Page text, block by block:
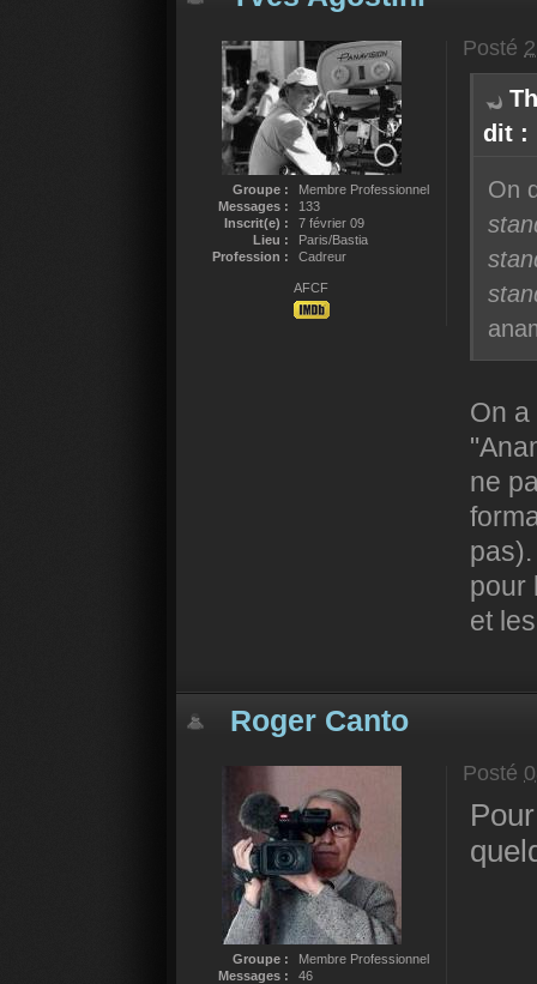
Groupe :
Membre Professionnel
Messages :
133
Inscrit(e) :
7 février 09
Lieu :
Paris/Bastia
Profession :
Cadreur
AFCF
Posté
dit :
On
On
ne
pour
et
Roger Canto
Groupe :
Membre Professionnel
Messages :
46
Posté